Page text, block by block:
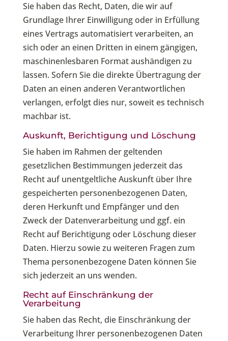
Sie haben das Recht, Daten, die wir auf
Grundlage Ihrer Einwilligung oder in Erfüllung
eines Vertrags automatisiert verarbeiten, an
sich oder an einen Dritten in einem gängigen,
maschinenlesbaren Format aushändigen zu
lassen. Sofern Sie die direkte Übertragung der
Daten an einen anderen Verantwortlichen
verlangen, erfolgt dies nur, soweit es technisch
machbar ist.
Auskunft, Berichtigung und Löschung
Sie haben im Rahmen der geltenden
gesetzlichen Bestimmungen jederzeit das
Recht auf unentgeltliche Auskunft über Ihre
gespeicherten personenbezogenen Daten,
deren Herkunft und Empfänger und den
Zweck der Datenverarbeitung und ggf. ein
Recht auf Berichtigung oder Löschung dieser
Daten. Hierzu sowie zu weiteren Fragen zum
Thema personenbezogene Daten können Sie
sich jederzeit an uns wenden.
Recht auf Einschränkung der
Verarbeitung
Sie haben das Recht, die Einschränkung der
Verarbeitung Ihrer personenbezogenen Daten